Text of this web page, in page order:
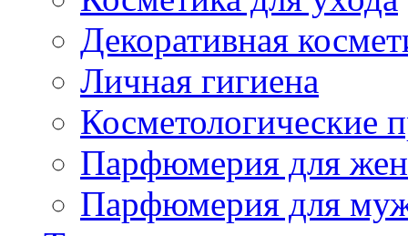
Декоративная
Личная гигиена
Косметологические
Парфюмерия для
Парфюмерия для